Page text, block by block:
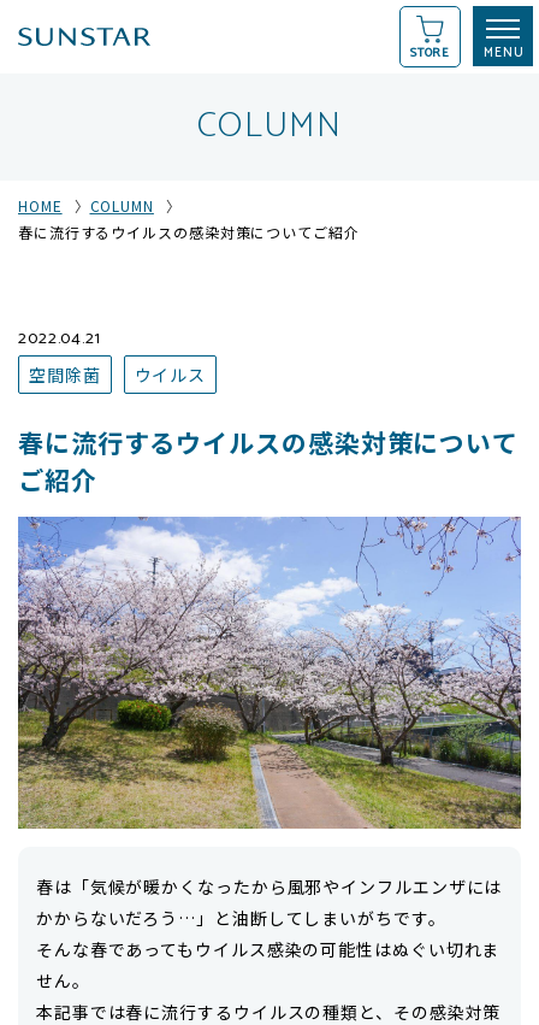
STORE
COLUMN
HOME
COLUMN
春に流行するウイルスの感染対策についてご紹介
2022.04.21
空間除菌 ウイルス
春に流行するウイルスの感染対策について
ご紹介
春は「気候が暖かくなったから風邪やインフルエンザには
かからないだろう…」と油断してしまいがちです。
そんな春であってもウイルス感染の可能性はぬぐい切れま
せん。
本記事では春に流行するウイルスの種類と、その感染対策